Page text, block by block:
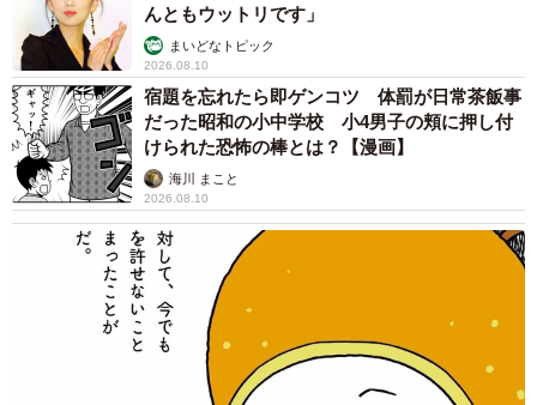
船に乗って無人島へごみ拾いに向かうやきさばさん（提供：やきさばさ
んともウットリです」
まいどなトピック
2026.08.10
宿題を忘れたら即ゲンコツ 体罰が日常茶飯事
だった昭和の小中学校 小4男子の頬に押し付
けられた恐怖の棒とは？【漫画】
海川 まこと
2026.08.10